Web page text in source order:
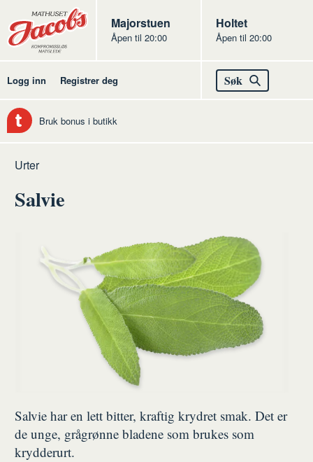
Butikker
Jacobs
Majorstuen
Åpen til 20:00
Jacobs
Holtet
Åpen til 20:00
Logg inn Registrer deg Søk
Bruk bonus i butikk
Hjem
Frukt
grønt
Råvarer
og
grønt
Urter
Salvie
Salvie har en lett bitter, kraftig krydret smak. Det er
de unge, grågrønne bladene som brukes som
krydderurt.